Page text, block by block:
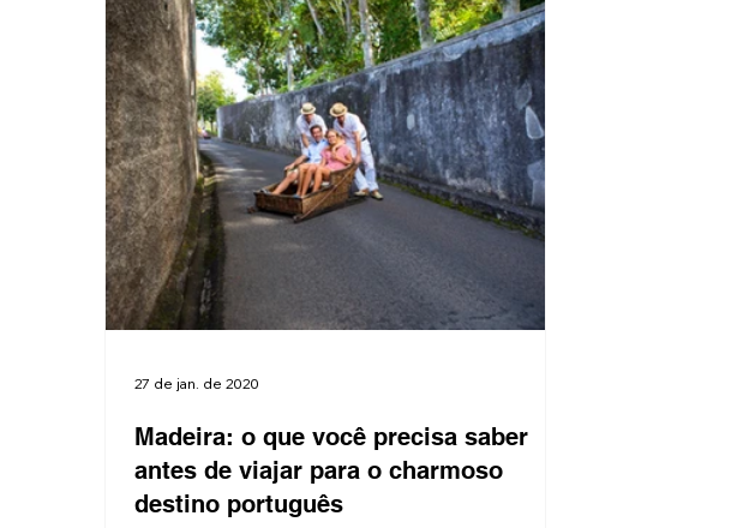
Madeira: o que você precisa saber
antes de viajar para o charmoso
destino português
27 de jan. de 2020